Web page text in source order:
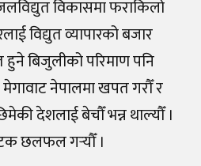
विकासमा फराकिलो
विद्युत व्यापारको बजार
बिजुलीको परिमाण पनि
नेपालमा खपत गरौँ र
देशलाई बेचौँ भन्न थाल्यौँ ।
छलफल गर्‍यौँ ।